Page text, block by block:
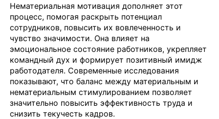
Нематериальная мотивация дополняет этот
процесс, помогая раскрыть потенциал
сотрудников, повысить их вовлеченность и
чувство значимости. Она влияет на
эмоциональное состояние работников, укрепляет
командный дух и формирует позитивный имидж
работодателя. Современные исследования
показывают, что баланс между материальным и
нематериальным стимулированием позволяет
значительно повысить эффективность труда и
снизить текучесть кадров.